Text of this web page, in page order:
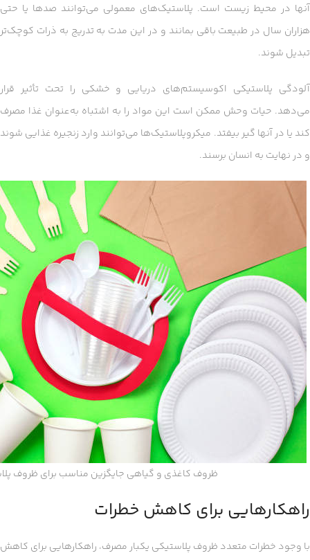
آنها در محیط زیست است. پلاستیک‌های معمولی می‌توانند صدها یا حتی
هزاران سال در طبیعت باقی بمانند و در این مدت به تدریج به ذرات کوچک‌تر
تبدیل شوند.
آلودگی پلاستیکی اکوسیستم‌های دریایی و خشکی را تحت تأثیر قرار
می‌دهد. حیات وحش ممکن است این مواد را به اشتباه به‌عنوان غذا مصرف
کند یا در آنها گیر بیفتد. میکروپلاستیک‌ها می‌توانند وارد زنجیره غذایی شوند
و در نهایت به انسان برسند.
ظروف کاغذی و گیاهی جایگزین مناسب برای ظروف
راهکارهایی برای کاهش خطرات
با وجود خطرات متعدد ظروف پلاستیکی یکبار مصرف، راهکارهایی برای کاهش